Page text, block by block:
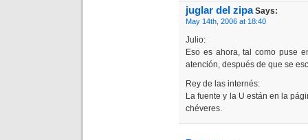
juglar del zipaSays:
May 14th, 2006 at 18:40
Julio:
Eso es ahora, tal como puse
atención, después de que se
Rey de las internés:
La fuente y la U están en la
chéveres.